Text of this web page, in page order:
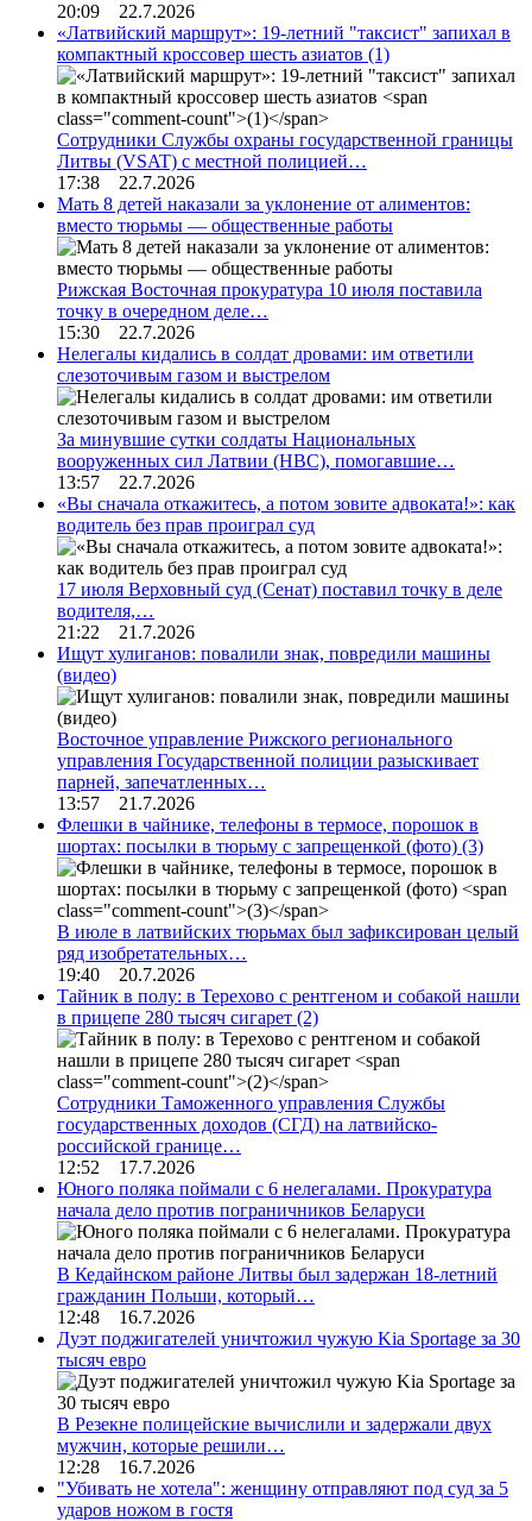
20:09 22.7.2026
«Латвийский маршрут»: 19-летний "таксист" запихал в
компактный кроссовер шесть азиатов (1)
Сотрудники Службы охраны государственной границы
Литвы (VSAT) с местной полицией…
17:38 22.7.2026
Мать 8 детей наказали за уклонение от алиментов:
вместо тюрьмы — общественные работы
Рижская Восточная прокуратура 10 июля поставила
точку в очередном деле…
15:30 22.7.2026
Нелегалы кидались в солдат дровами: им ответили
слезоточивым газом и выстрелом
За минувшие сутки солдаты Национальных
вооруженных сил Латвии (НВС), помогавшие…
13:57 22.7.2026
«Вы сначала откажитесь, а потом зовите адвоката!»: как
водитель без прав проиграл суд
17 июля Верховный суд (Сенат) поставил точку в деле
водителя,…
21:22 21.7.2026
Ищут хулиганов: повалили знак, повредили машины
(видео)
Восточное управление Рижского регионального
управления Государственной полиции разыскивает
парней, запечатленных…
13:57 21.7.2026
Флешки в чайнике, телефоны в термосе, порошок в
шортах: посылки в тюрьму с запрещенкой (фото) (3)
В июле в латвийских тюрьмах был зафиксирован целый
ряд изобретательных…
19:40 20.7.2026
Тайник в полу: в Терехово с рентгеном и собакой нашли
в прицепе 280 тысяч сигарет (2)
Сотрудники Таможенного управления Службы
государственных доходов (СГД) на латвийско-
российской границе…
12:52 17.7.2026
Юного поляка поймали с 6 нелегалами. Прокуратура
начала дело против пограничников Беларуси
В Кедайнском районе Литвы был задержан 18-летний
гражданин Польши, который…
12:48 16.7.2026
Дуэт поджигателей уничтожил чужую Kia Sportage за 30
тысяч евро
В Резекне полицейские вычислили и задержали двух
мужчин, которые решили…
12:28 16.7.2026
"Убивать не хотела": женщину отправляют под суд за 5
ударов ножом в гостя